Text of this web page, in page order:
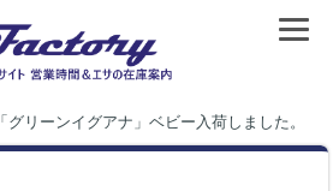
「グリーンイグアナ」ベビー入荷しました。